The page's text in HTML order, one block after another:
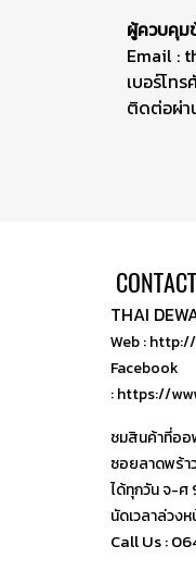
ผู้ควบคุ
Email :
เบอร์โท
ติดต่อผ่า
THAI
Web :
Facebook
: https://
ชมสินค้าที่อ
ซอยลาดพร้
ได้ทุกวัน จ-ศ
นัดเวลาล่วงห
Call Us :